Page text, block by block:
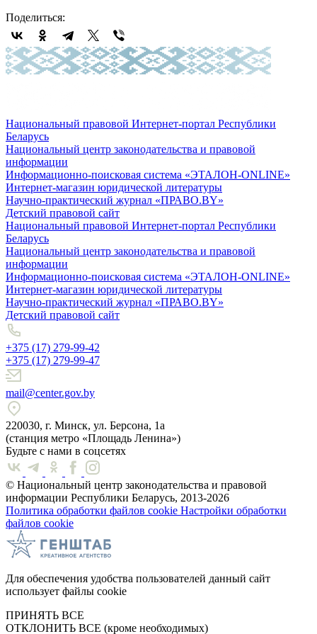
Поделиться:
Национальный правовой Интернет-портал Республики
Беларусь
Национальный центр законодательства и правовой
информации
Информационно-поисковая система «ЭТАЛОН-ONLINE»
Интернет-магазин юридической литературы
Научно-практический журнал «ПРАВО.BY»
Детский правовой сайт
Национальный правовой Интернет-портал Республики
Беларусь
Национальный центр законодательства и правовой
информации
Информационно-поисковая система «ЭТАЛОН-ONLINE»
Интернет-магазин юридической литературы
Научно-практический журнал «ПРАВО.BY»
Детский правовой сайт
+375 (17) 279-99-42
+375 (17) 279-99-47
mail@center.gov.by
220030, г. Минск, ул. Берсона, 1а
(станция метро «Площадь Ленина»)
Будьте с нами в соцсетях
© Национальный центр законодательства и правовой
информации Республики Беларусь, 2013-2026
Политика обработки файлов cookie Настройки обработки
файлов cookie
Для обеспечения удобства пользователей данный сайт
использует файлы cookie
ПРИНЯТЬ ВСЕ
ОТКЛОНИТЬ ВСЕ (кроме необходимых)